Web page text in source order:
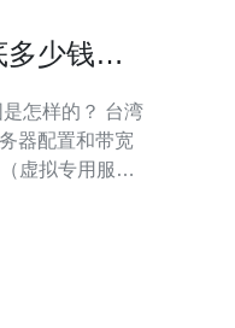
少钱您
怎样的？ 台湾
器配置和带宽
虚拟专用服务
元到10000元